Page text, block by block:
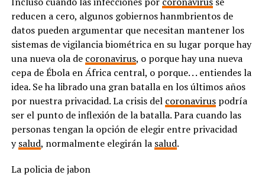
reducen a cero, algunos gobiernos hanmbrientos de
datos pueden argumentar que necesitan mantener los
sistemas de vigilancia biométrica en su lugar porque hay
una nueva ola de coronavirus, o porque hay una nueva
cepa de Ébola en África central, o porque. . . entiendes la
idea. Se ha librado una gran batalla en los últimos años
por nuestra privacidad. La crisis del coronaviruspodría
ser el punto de inflexión de la batalla. Para cuando las
personas tengan la opción de elegir entre privacidad
ysalud, normalmente elegirán la salud.
La policia de jabon